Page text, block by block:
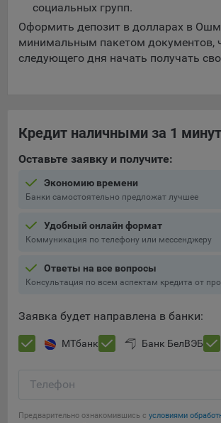
Остальные - не более года.
Отключение аналитических файлов cookie
определять предпочтения пользователей
При этом, некоторые браузеры позволяют
интернет-сайты в режиме «Инкогнито»,
хранимый на компьютере объем
того, субъект персональных данных может
сохраненные файлов cookie выбрав
Подробнее о параметрах управления
соответствующие страницы сайтов
Chrome
Safari
Microsoft Edge
Сохранить по
социальных групп.
Оформить депозит в долларах в
минимальным пакетом документов,
следующего дня начать получать
Кредит наличными за 1
Оставьте заявку и получите:
Экономию времени
Банки самостоятельно предложат лучшее
Удобный онлайн формат
Коммуникация по телефону или мессенджеру
Ответы на все вопросы
Консультация по всем аспектам кредита от
Заявка будет направлена в банки:
МТбанк Банк БелВЭБ
Телефон
Предварительно ознакомившись с условиями